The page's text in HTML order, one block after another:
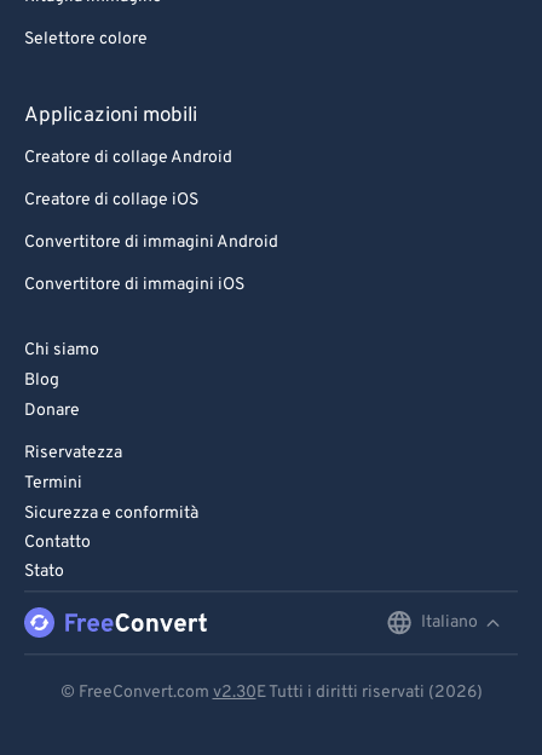
Selettore colore
Applicazioni mobili
Creatore di collage Android
Creatore di collage iOS
Convertitore di immagini Android
Convertitore di immagini iOS
Chi siamo
Blog
Donare
Riservatezza
Termini
Sicurezza e conformità
Contatto
Stato
Italiano
© FreeConvert.com v2.30E Tutti i diritti riservati (2026)